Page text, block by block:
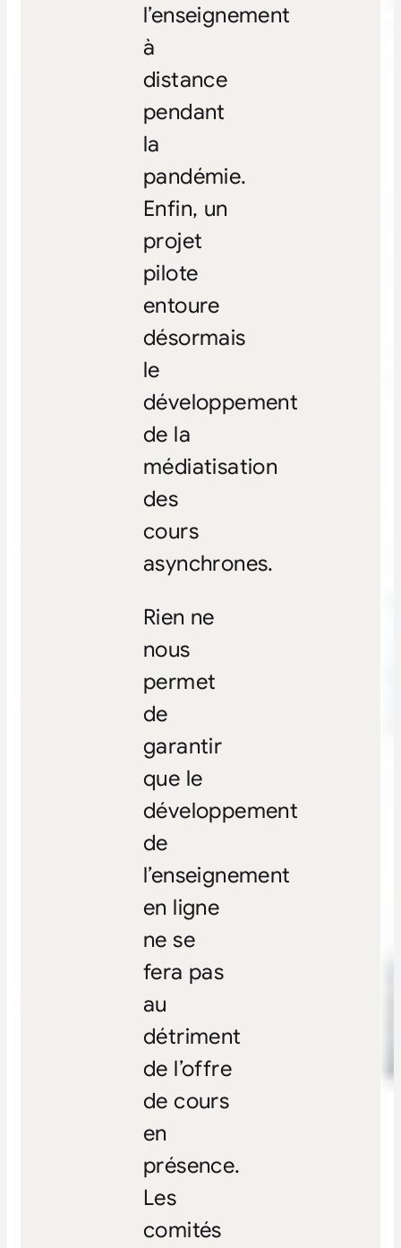
l’enseignement
à
distance
pendant
la
pandémie.
Enfin, un
projet
pilote
entoure
désormais
le
développement
de la
médiatisation
des
cours
asynchrones.
Rien ne
nous
permet
de
garantir
que le
développement
de
l’enseignement
en ligne
ne se
fera pas
au
détriment
de l’offre
de cours
en
présence.
Les
comités